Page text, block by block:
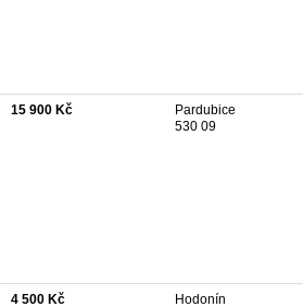
15 900 Kč
Pardubice
530 09
4 500 Kč
Hodonín